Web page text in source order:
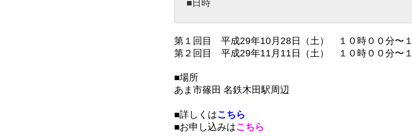
■日時
第１回目 平成29年10月28日（土） １０時００分〜１
第２回目 平成29年11月11日（土） １０時００分〜１
■場所
あま市篠田 名鉄木田駅周辺
■詳しくはこちら
■お申し込みはこちら